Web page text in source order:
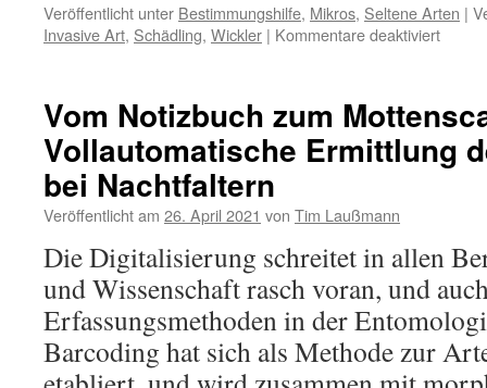
Veröffentlicht unter Bestimmungshilfe, Mikros, Seltene Arten |
Invasive Art, Schädling, Wickler | Kommentare deaktiviertfür
1913)
–
mit
dem
zum
in
Vom Notizbuch zum
Vollautomatische Ermittlung
bei Nachtfaltern
Veröffentlicht am 26. April 2021 von Tim Laußmann
Die Digitalisierung schreitet in allen
und Wissenschaft rasch voran, und
Erfassungsmethoden in der
Barcoding hat sich als Methode zur